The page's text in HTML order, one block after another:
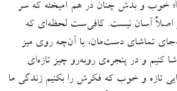
خوب و بدش چنان در هم آمیخته که سر
اصلاً آسان نیست. کافی‌ست لحظه‌ای که
تماشای دست‌مان، یا آن‌چه روی میز
کنیم و در پنجره‌ی روبه‌رو چیز تازه‌ای
تازه و خوب که فکرش را بکنیم زندگی ما